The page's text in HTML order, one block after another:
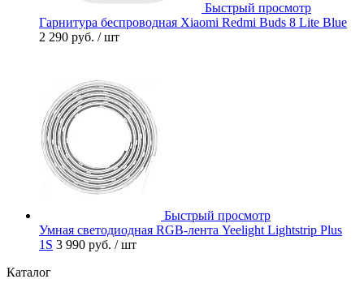
Быстрый просмотр
Гарнитура беспроводная Xiaomi Redmi Buds 8 Lite Blue
2 290 руб. / шт
Быстрый просмотр
Умная светодиодная RGB-лента Yeelight Lightstrip Plus
1S 3 990 руб. / шт
Каталог